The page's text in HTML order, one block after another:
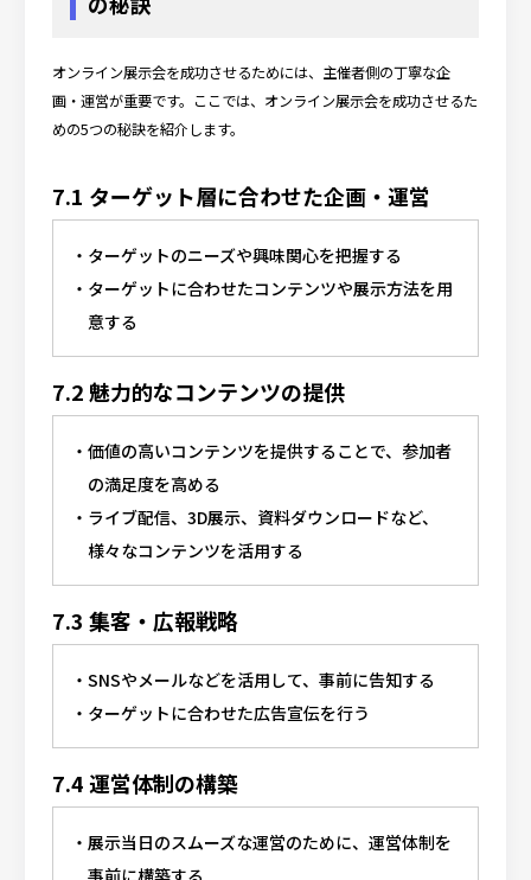
オンライン展示会を成功させるためには、主催者側の丁寧な企
画・運営が重要です。ここでは、オンライン展示会を成功させるた
めの5つの秘訣を紹介します。
7.1 ターゲット層に合わせた企画・運営
ターゲットのニーズや興味関心を把握する
ターゲットに合わせたコンテンツや展示方法を用
意する
7.2 魅力的なコンテンツの提供
価値の高いコンテンツを提供することで、参加者
の満足度を高める
ライブ配信、3D展示、資料ダウンロードなど、
様々なコンテンツを活用する
7.3 集客・広報戦略
SNSやメールなどを活用して、事前に告知する
ターゲットに合わせた広告宣伝を行う
7.4 運営体制の構築
展示当日のスムーズな運営のために、運営体制を
事前に構築する